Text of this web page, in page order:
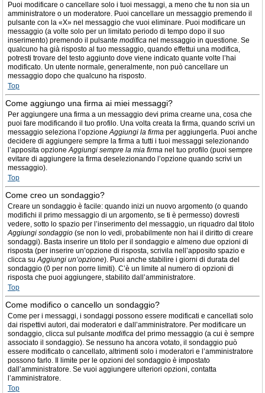
Puoi modificare o cancellare solo i tuoi messaggi, a meno che tu non sia un
amministratore o un moderatore. Puoi cancellare un messaggio premendo il
pulsante con la «X» nel messaggio che vuoi eliminare. Puoi modificare un
messaggio (a volte solo per un limitato periodo di tempo dopo il suo
inserimento) premendo il pulsante modifica nel messaggio in questione. Se
qualcuno ha già risposto al tuo messaggio, quando effettui una modifica,
potresti trovare del testo aggiunto dove viene indicato quante volte l’hai
modificato. Un utente normale, generalmente, non può cancellare un
messaggio dopo che qualcuno ha risposto.
Top
Come aggiungo una firma ai miei messaggi?
Per aggiungere una firma a un messaggio devi prima crearne una, cosa che
puoi fare modificando il tuo profilo. Una volta creata la firma, quando scrivi un
messaggio seleziona l’opzioneAggiungi la firma per aggiungerla. Puoi anche
decidere di aggiungere sempre la firma a tutti i tuoi messaggi selezionando
l’apposita opzioneAggiungi sempre la mia firma nel tuo profilo (puoi sempre
evitare di aggiungere la firma deselezionando l’opzione quando scrivi un
messaggio).
Top
Come creo un sondaggio?
Creare un sondaggio è facile: quando inizi un nuovo argomento (o quando
modifichi il primo messaggio di un argomento, se ti è permesso) dovresti
vedere, sotto lo spazio per l’inserimento del messaggio, un riquadro dal titolo
Aggiungi sondaggio (se non lo vedi, probabilmente non hai il diritto di creare
sondaggi). Basta inserire un titolo per il sondaggio e almeno due opzioni di
risposta (per inserire un’opzione di risposta, scrivila nell’apposito spazio e
clicca suAggiungi un’opzione). Puoi anche stabilire i giorni di durata del
sondaggio (0 per non porre limiti). C’è un limite al numero di opzioni di
risposta che puoi aggiungere, stabilito dall’amministratore.
Top
Come modifico o cancello un sondaggio?
Come per i messaggi, i sondaggi possono essere modificati e cancellati solo
dai rispettivi autori, dai moderatori e dall’amministratore. Per modificare un
sondaggio, clicca sul pulsante modifica del primo messaggio (a cui è sempre
associato il sondaggio). Se nessuno ha ancora votato, il sondaggio può
essere modificato o cancellato, altrimenti solo i moderatori e l’amministratore
possono farlo. Il limite per le opzioni del sondaggio è impostato
dall’amministratore. Se vuoi aggiungere ulteriori opzioni, contatta
l’amministratore.
Top